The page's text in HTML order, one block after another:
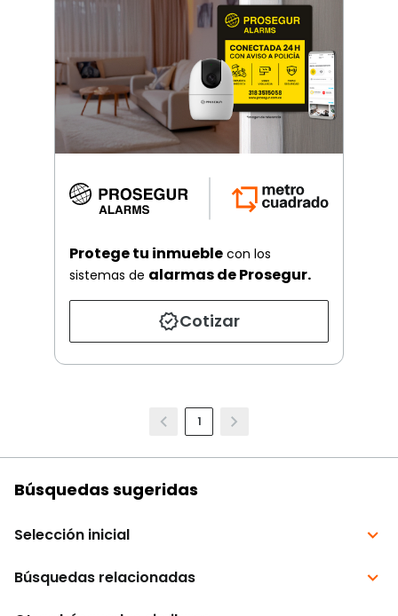
Protege tu inmueble con los
sistemas de alarmas de Prosegur.
Cotizar
1